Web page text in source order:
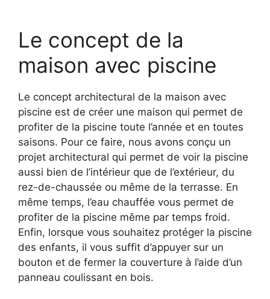
Le concept de la
maison avec piscine
Le concept architectural de la maison avec
piscine est de créer une maison qui permet de
profiter de la piscine toute l’année et en toutes
saisons. Pour ce faire, nous avons conçu un
projet architectural qui permet de voir la piscine
aussi bien de l’intérieur que de l’extérieur, du
rez-de-chaussée ou même de la terrasse. En
même temps, l’eau chauffée vous permet de
profiter de la piscine même par temps froid.
Enfin, lorsque vous souhaitez protéger la piscine
des enfants, il vous suffit d’appuyer sur un
bouton et de fermer la couverture à l’aide d’un
panneau coulissant en bois.